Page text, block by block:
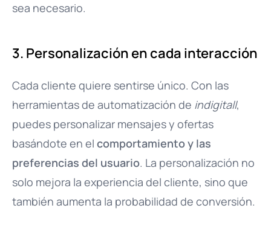
sea necesario.
3. Personalización en cada interacción
Cada cliente quiere sentirse único. Con las
herramientas de automatización de indigitall,
puedes personalizar mensajes y ofertas
basándote en el comportamiento y las
preferencias del usuario. La personalización no
solo mejora la experiencia del cliente, sino que
también aumenta la probabilidad de conversión.